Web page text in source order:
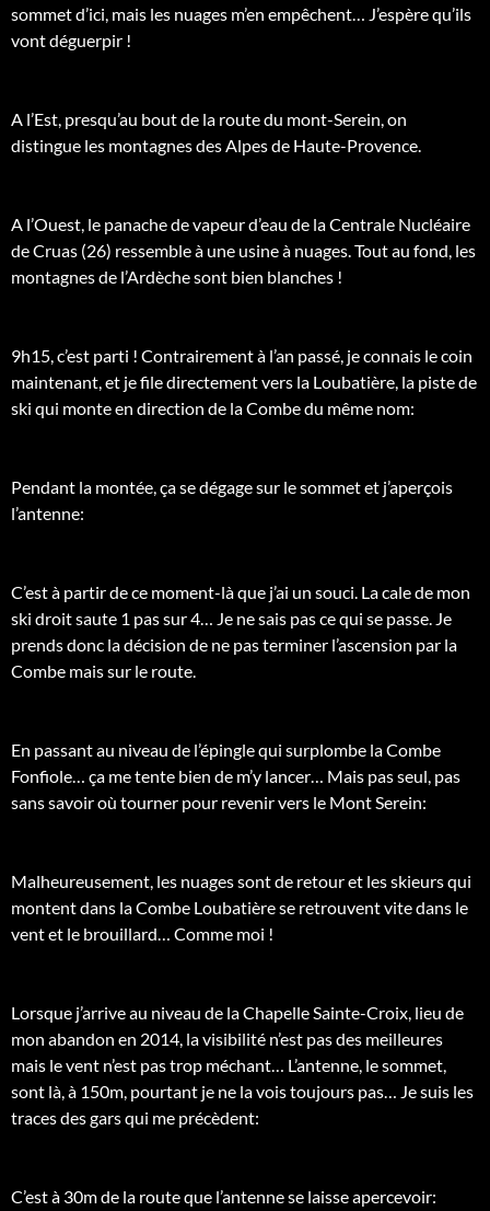
sommet d’ici, mais les nuages m’en empêchent… J’espère qu’ils
vont déguerpir !
A l’Est, presqu’au bout de la route du mont-Serein, on
distingue les montagnes des Alpes de Haute-Provence.
A l’Ouest, le panache de vapeur d’eau de la Centrale Nucléaire
de Cruas (26) ressemble à une usine à nuages. Tout au fond, les
montagnes de l’Ardèche sont bien blanches !
9h15, c’est parti ! Contrairement à l’an passé, je connais le coin
maintenant, et je file directement vers la Loubatière, la piste de
ski qui monte en direction de la Combe du même nom:
Pendant la montée, ça se dégage sur le sommet et j’aperçois
l’antenne:
C’est à partir de ce moment-là que j’ai un souci. La cale de mon
ski droit saute 1 pas sur 4… Je ne sais pas ce qui se passe. Je
prends donc la décision de ne pas terminer l’ascension par la
Combe mais sur le route.
En passant au niveau de l’épingle qui surplombe la Combe
Fonfiole… ça me tente bien de m’y lancer… Mais pas seul, pas
sans savoir où tourner pour revenir vers le Mont Serein:
Malheureusement, les nuages sont de retour et les skieurs qui
montent dans la Combe Loubatière se retrouvent vite dans le
vent et le brouillard… Comme moi !
Lorsque j’arrive au niveau de la Chapelle Sainte-Croix, lieu de
mon abandon en 2014, la visibilité n’est pas des meilleures
mais le vent n’est pas trop méchant… L’antenne, le sommet,
sont là, à 150m, pourtant je ne la vois toujours pas… Je suis les
traces des gars qui me précèdent:
C’est à 30m de la route que l’antenne se laisse apercevoir: